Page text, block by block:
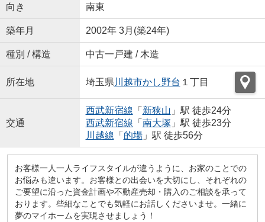
向き 南東
築年月 2002年 3月(築24年)
種別 / 構造 中古一戸建 / 木造
所在地 埼玉県 川越市かし野台 １丁目
交通
西武新宿線 「 新狭山 」駅 徒歩24分
西武新宿線 「 南大塚 」駅 徒歩23分
川越線 「 的場」駅 徒歩56分
お客様一人一人ライフスタイルが違うように、お家のことでの
お悩みも違います。お客様との出会いを大切にし、それぞれの
ご要望に沿った資金計画や不動産売却・購入のご相談を承って
おります。些細なことでも気軽にお話しくださいませ。一緒に
夢のマイホームを実現させましょう！